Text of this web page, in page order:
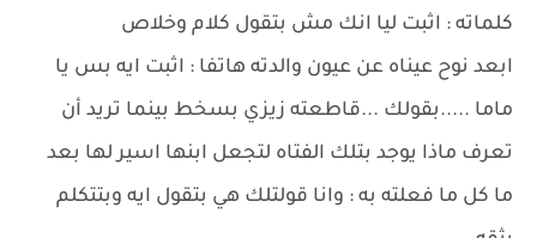
كلماته : اثبت ليا انك مش بتقول كلام وخلاص
ابعد نوح عيناه عن عيون والدته هاتفا : اثبت ايه بس يا
ماما .....بقولك ...قاطعته زيزي بسخط بينما تريد أن
تعرف ماذا يوجد بتلك الفتاه لتجعل ابنها اسير لها بعد
ما كل ما فعلته به : وانا قولتلك هي بتقول ايه وبتتكلم